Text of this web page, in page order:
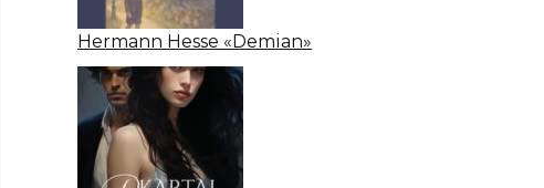
Hermann Hesse «Demian»